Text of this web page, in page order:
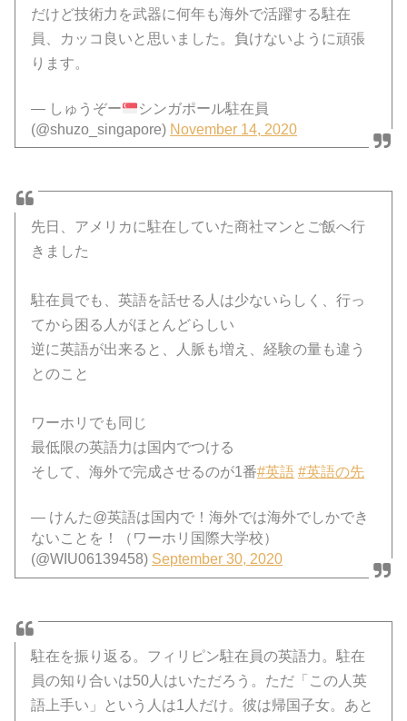
だけど技術力を武器に何年も海外で活躍する駐在
員、カッコ良いと思いました。負けないように頑張
ります。
— しゅうぞー
シンガポール駐在員
(@shuzo_singapore) November 14, 2020
先日、アメリカに駐在していた商社マンとご飯へ行
きました
駐在員でも、英語を話せる人は少ないらしく、行っ
てから困る人がほとんどらしい
逆に英語が出来ると、人脈も増え、経験の量も違う
とのこと
ワーホリでも同じ
最低限の英語力は国内でつける
そして、海外で完成させるのが1番#英語 #英語の先
— けんた@英語は国内で！海外では海外でしかでき
ないことを！（ワーホリ国際大学校）
(@WIU06139458) September 30, 2020
駐在を振り返る。フィリピン駐在員の英語力。駐在
員の知り合いは50人はいただろう。ただ「この人英
語上手い」という人は1人だけ。彼は帰国子女。あと